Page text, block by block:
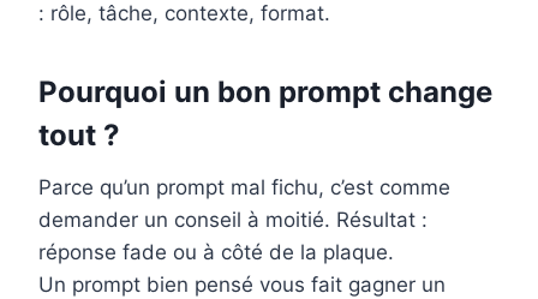
: rôle, tâche, contexte, format.
Pourquoi un bon prompt change
tout ?
Parce qu’un prompt mal fichu, c’est comme
demander un conseil à moitié. Résultat :
réponse fade ou à côté de la plaque.
Un prompt bien pensé vous fait gagner un